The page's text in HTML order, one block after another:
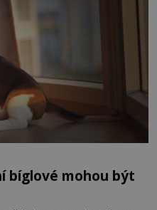
bíglové mohou být